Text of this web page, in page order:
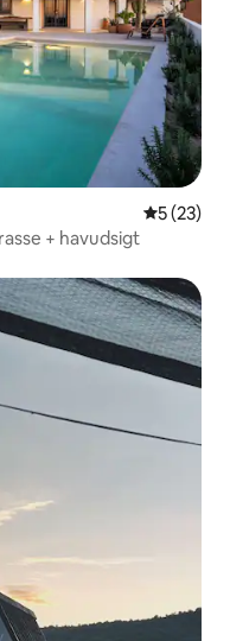
5 ud af 5 i
5 (23)
+ havudsigt